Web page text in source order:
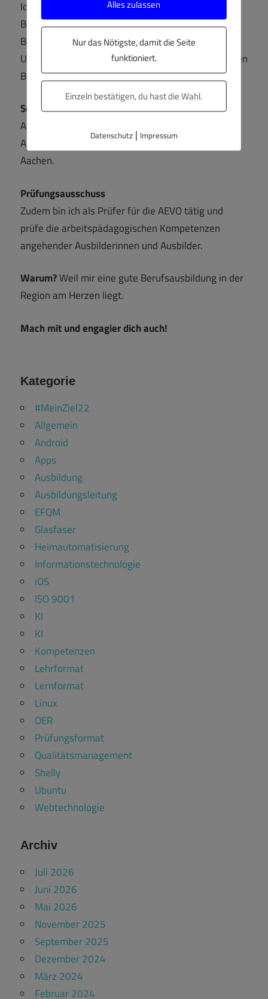
Ich bin ehrenamtliches Mitglied im
Berufsbildungsausschuss der IHK Aachen und im
Berufsbildungsausschuss des Landesamts für
Umwelt und Naturschutz (für die umwelttechnischen
Berufe). Jeweils für die Arbeitgeberseite.
Schlichtungsausschuss
Außerdem bin ich berufener Schlichter der
Arbeitgeber im Schlichtungsausschuss der IHK
Aachen.
Prüfungsausschuss
Zudem bin ich als Prüfer für die AEVO tätig und
prüfe die arbeitspädagogischen Kompetenzen
angehender Ausbilderinnen und Ausbilder.
Warum?Weil mir eine gute Berufsausbildung in der
Region am Herzen liegt.
Mach mit und engagier dich auch!
Kategorie
#MeinZiel22
Allgemein
Android
Apps
Ausbildung
Ausbildungsleitung
EFQM
Glasfaser
Heimautomatisierung
Informationstechnologie
iOS
ISO 9001
KI
KI
Kompetenzen
Lehrformat
Lernformat
Linux
OER
Prüfungsformat
Qualitätsmanagement
Shelly
Ubuntu
Webtechnologie
Archiv
Juli 2026
Juni 2026
Mai 2026
November 2025
September 2025
Dezember 2024
März 2024
Februar 2024
Alles zulassen
Nur das Nötigste, damit die Seite
funktioniert.
Einzeln bestätigen, du hast die Wahl.
Datenschutz| Impressum